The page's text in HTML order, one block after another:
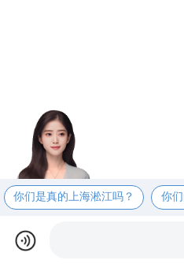
你们是真的上海淞江吗？ 你